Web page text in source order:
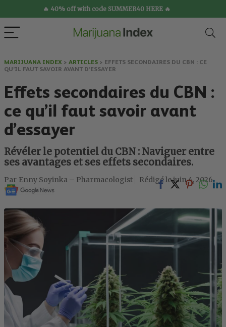
🔥 40% off with code SUMMER40 HERE 🔥
MARIJUANA INDEX > ARTICLES > EFFETS SECONDAIRES DU CBN : CE
QU’IL FAUT SAVOIR AVANT D’ESSAYER
Effets secondaires du CBN :
ce qu’il faut savoir avant
d’essayer
Révéler le potentiel du CBN : Naviguer entre
ses avantages et ses effets secondaires.
Enny Soyinka – Pharmacologist juin 4, 2026